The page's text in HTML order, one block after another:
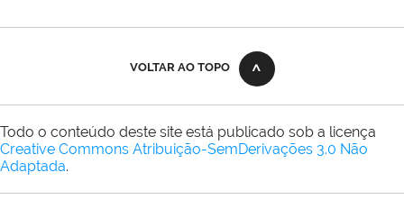
VOLTAR AO TOPO
Todo o conteúdo deste site está publicado sob a licença
Creative Commons Atribuição-SemDerivações 3.0 Não
Adaptada.